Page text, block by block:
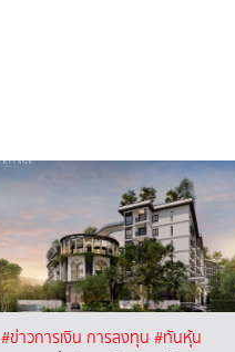
#ข่าวการเงิน การลงทุน #ทันหุ้น